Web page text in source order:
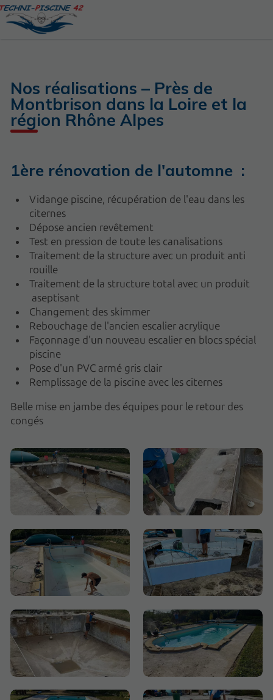
Nos réalisations – Près de
Montbrison dans la Loire et la
région Rhône Alpes
1ère rénovation de l'automne :
Vidange piscine, récupération de l'eau dans les
citernes
Dépose ancien revêtement
Test en pression de toute les canalisations
Traitement de la structure avec un produit anti
rouille
Traitement de la structure total avec un produit
aseptisant
Changement des skimmer
Rebouchage de l'ancien escalier acrylique
Façonnage d'un nouveau escalier en blocs spécial
piscine
Pose d'un PVC armé gris clair
Remplissage de la piscine avec les citernes
Belle mise en jambe des équipes pour le retour des
congés